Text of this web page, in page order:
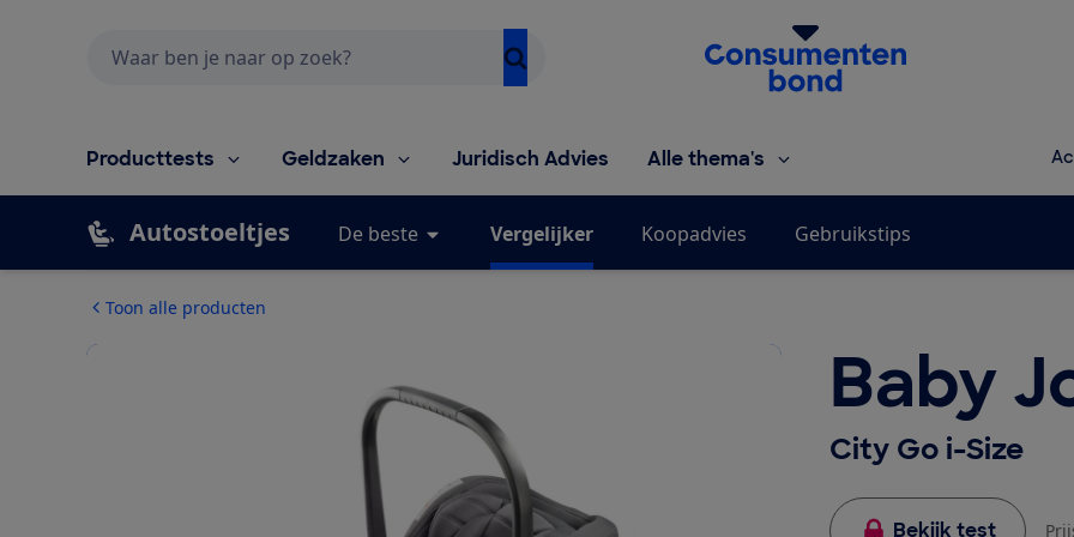
Homepage van de Consumentenbond
Producttests Geldzaken Juridisch Advies Alle thema's
Autostoeltjes De beste Vergelijker Koopadvies Gebruikstips
Toon alle producten
Baby
City Go i-Size
Bekijk test